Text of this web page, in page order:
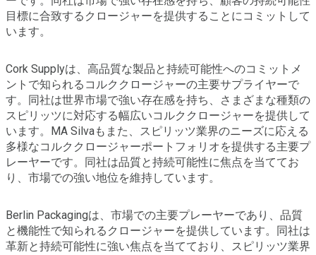
目標に合致するクロージャーを提供することにコミットして
います。
Cork Supplyは、高品質な製品と持続可能性へのコミットメ
ントで知られるコルククロージャーの主要サプライヤーで
す。同社は世界市場で強い存在感を持ち、さまざまな種類の
スピリッツに対応する幅広いコルククロージャーを提供して
います。MA Silvaもまた、スピリッツ業界のニーズに応える
多様なコルククロージャーポートフォリオを提供する主要プ
レーヤーです。同社は品質と持続可能性に焦点を当ててお
り、市場での強い地位を維持しています。
Berlin Packagingは、市場での主要プレーヤーであり、品質
と機能性で知られるクロージャーを提供しています。同社は
革新と持続可能性に強い焦点を当てており、スピリッツ業界